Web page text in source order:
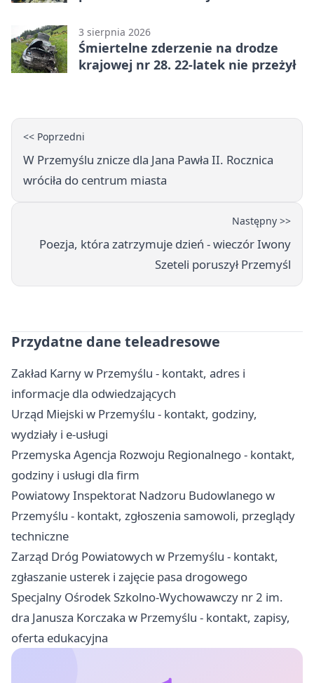
3 sierpnia 2026
Śmiertelne zderzenie na drodze
krajowej nr 28. 22-latek nie przeżył
<< Poprzedni
W Przemyślu znicze dla Jana Pawła II. Rocznica
wróciła do centrum miasta
Następny >>
Poezja, która zatrzymuje dzień - wieczór Iwony
Szeteli poruszył Przemyśl
Przydatne dane teleadresowe
Zakład Karny w Przemyślu - kontakt, adres i
informacje dla odwiedzających
Urząd Miejski w Przemyślu - kontakt, godziny,
wydziały i e-usługi
Przemyska Agencja Rozwoju Regionalnego - kontakt,
godziny i usługi dla firm
Powiatowy Inspektorat Nadzoru Budowlanego w
Przemyślu - kontakt, zgłoszenia samowoli, przeglądy
techniczne
Zarząd Dróg Powiatowych w Przemyślu - kontakt,
zgłaszanie usterek i zajęcie pasa drogowego
Specjalny Ośrodek Szkolno-Wychowawczy nr 2 im.
dra Janusza Korczaka w Przemyślu - kontakt, zapisy,
oferta edukacyjna